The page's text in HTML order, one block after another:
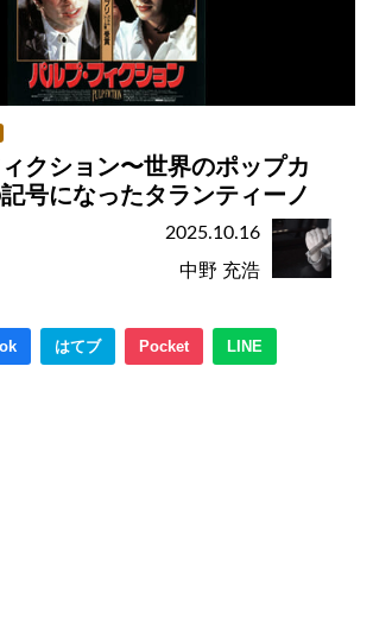
クション〜世界のポップカ
号になったタランティーノ
2025.10.16
中野 充浩
はてブ Pocket LINE